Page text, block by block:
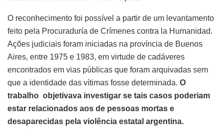
O reconhecimento foi possível a partir de um levantamento
feito pela Procuraduría de Crímenes contra la Humanidad.
Ações judiciais foram iniciadas na província de Buenos
Aires, entre 1975 e 1983, em virtude de cadáveres
encontrados em vias públicas que foram arquivadas sem
que a identidade das vítimas fosse determinada. O
trabalho objetivava investigar se tais casos poderiam
estar relacionados aos de pessoas mortas e
desaparecidas pela violência estatal argentina.